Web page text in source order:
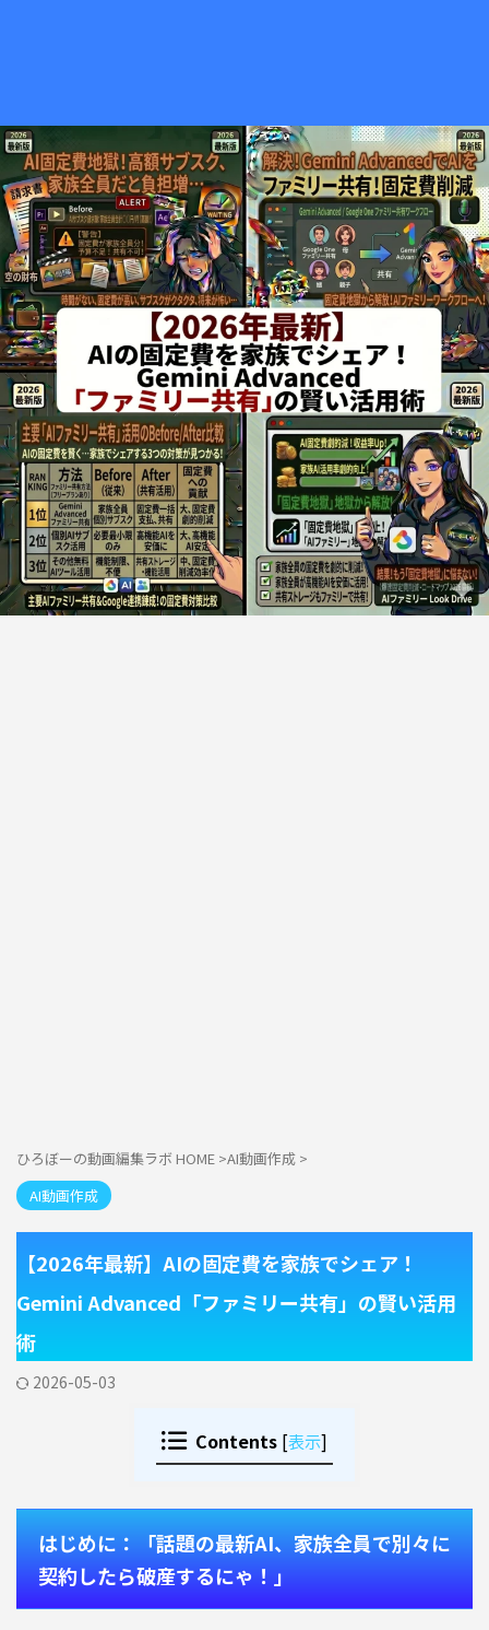
ひろぼーの動画編集ラボ HOME >AI動画作成 >
AI動画作成
【2026年最新】AIの固定費を家族でシェア！
Gemini Advanced「ファミリー共有」の賢い活用
術
2026-05-03
Contents [表示]
はじめに：「話題の最新AI、家族全員で別々に
契約したら破産するにゃ！」